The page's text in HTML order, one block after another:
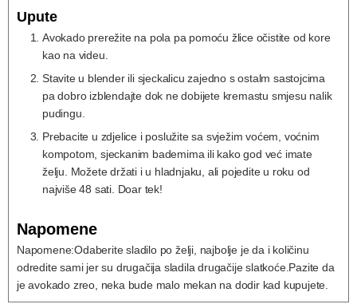
Upute
Avokado prerežite na pola pa pomoću žlice očistite od kore
kao na videu.
Stavite u blender ili sjeckalicu zajedno s ostalm sastojcima
pa dobro izblendajte dok ne dobijete kremastu smjesu nalik
pudingu.
Prebacite u zdjelice i poslužite sa svježim voćem, voćnim
kompotom, sjeckanim bademima ili kako god već imate
želju. Možete držati i u hladnjaku, ali pojedite u roku od
najviše 48 sati. Doar tek!
Napomene
Napomene:Odaberite sladilo po želji, najbolje je da i količinu
odredite sami jer su drugačija sladila drugačije slatkoće. Pazite da
je avokado zreo, neka bude malo mekan na dodir kad kupujete.